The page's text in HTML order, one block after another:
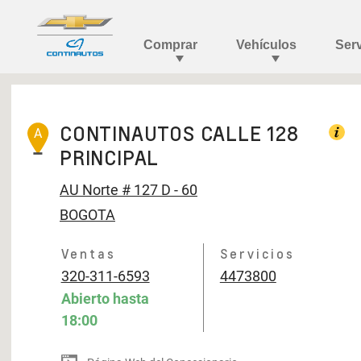
A
CONTINAUTOS CALLE 128
PRINCIPAL
AU Norte # 127 D - 60
BOGOTA
Ventas
320-311-6593
Abierto hasta
18:00
Servicios
4473800